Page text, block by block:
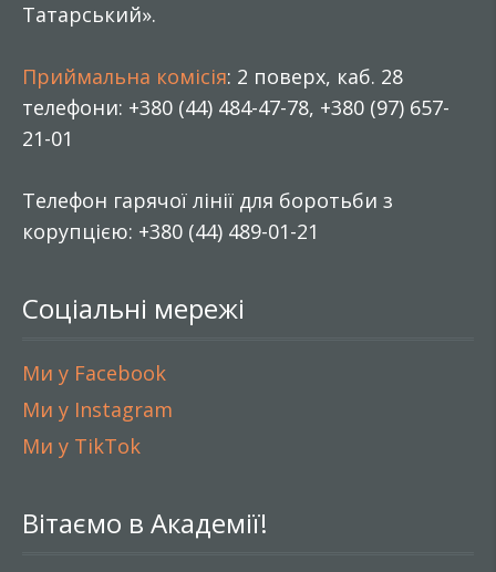
Татарський».
Приймальна комісія: 2 поверх, каб. 28
телефони: +380 (44) 484-47-78, +380 (97) 657-
21-01
Телефон гарячої лінії для боротьби з
корупцією: +380 (44) 489-01-21
Соціальні мережі
Ми у Facebook
Ми у Instagram
Ми у TikTok
Вітаємо в Академії!